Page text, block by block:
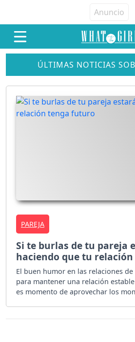
ÚLTIMAS NOTICIAS
PAREJA
Si te burlas de tu pareja
haciendo que tu
El buen humor en las relaciones
para mantener una relación
es momento de aprovechar los